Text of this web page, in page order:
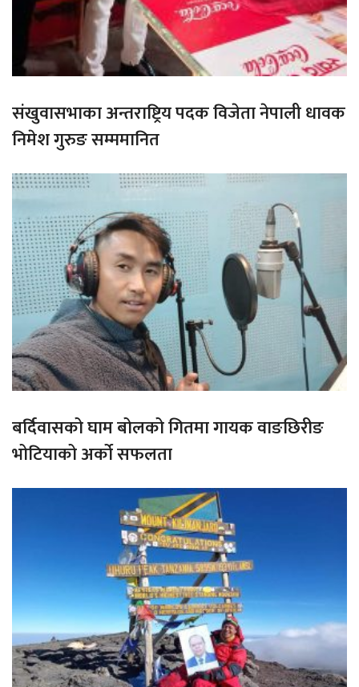
संखुवासभाका अन्तराष्ट्रिय पदक विजेता नेपाली धावक
निमेश गुरुङ सम्ममानित
बर्दिवासको घाम बोलको गितमा गायक वाङछिरीङ
भोटियाको अर्को सफलता